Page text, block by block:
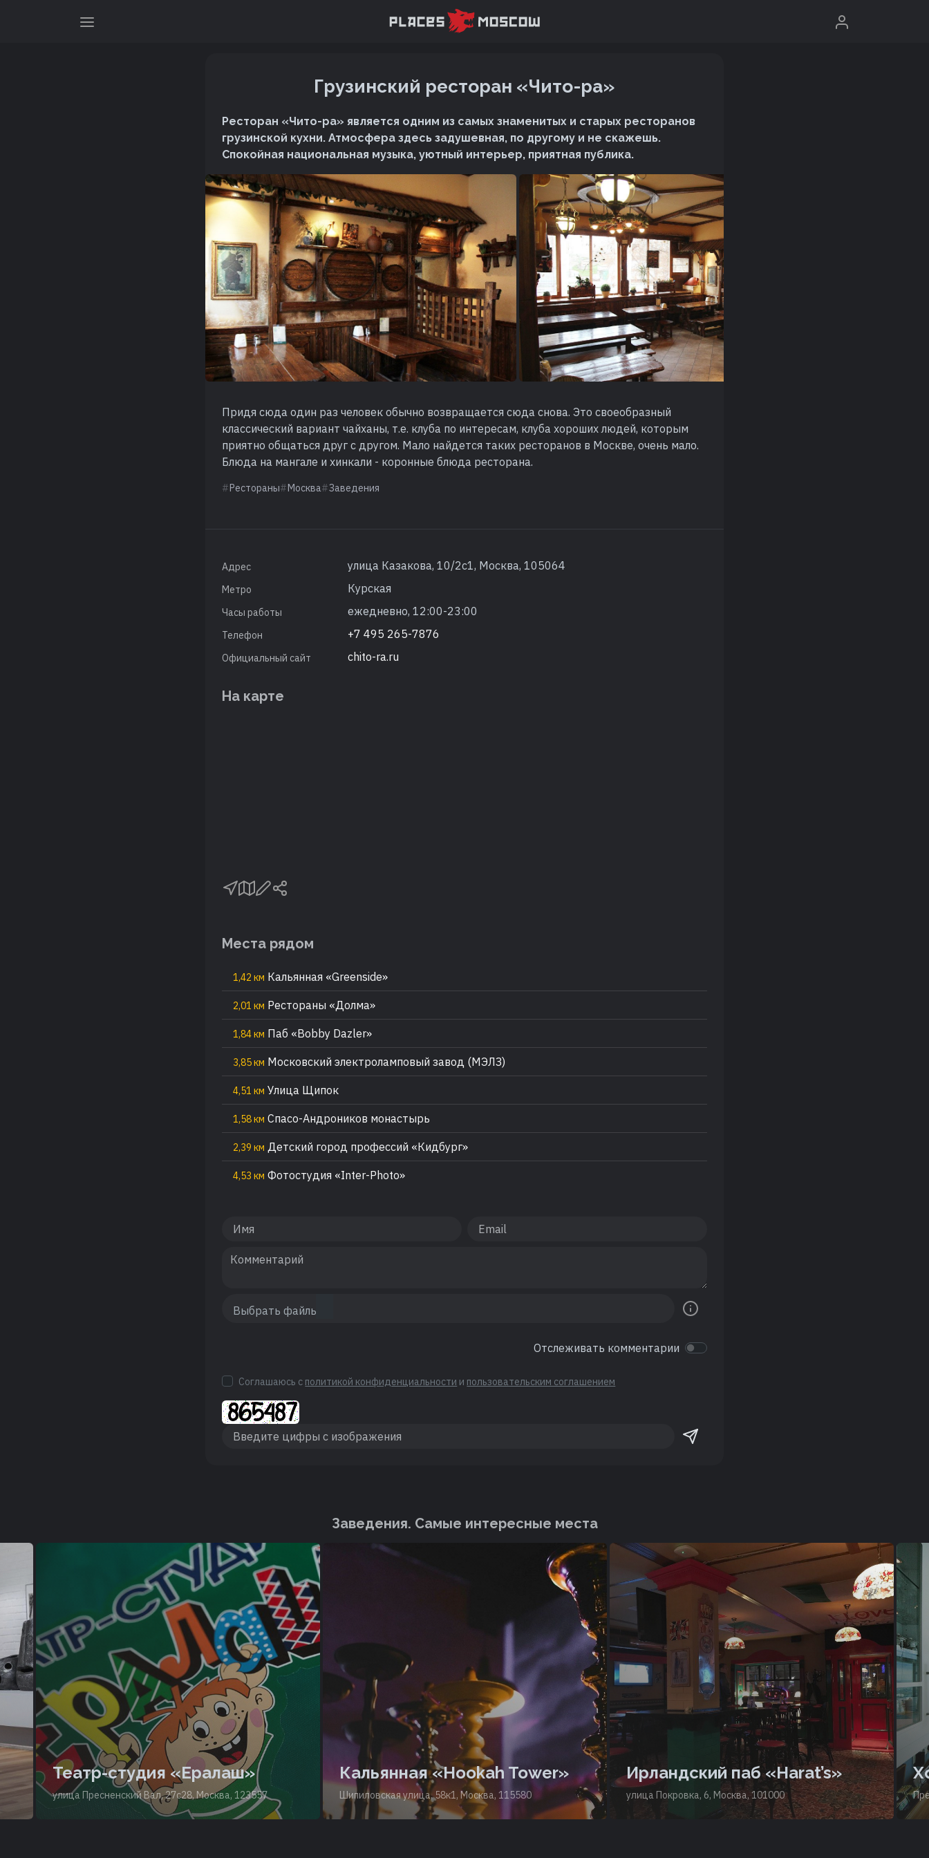
Грузинский ресторан «Чито-ра»
Ресторан «Чито-ра» является одним из самых знаменитых и старых ресторанов
грузинской кухни. Атмосфера здесь задушевная, по другому и не скажешь.
Спокойная национальная музыка, уютный интерьер, приятная публика.
Придя сюда один раз человек обычно возвращается сюда снова. Это своеобразный
классический вариант чайханы, т.е. клуба по интересам, клуба хороших людей, которым
приятно общаться друг с другом. Мало найдется таких ресторанов в Москве, очень мало.
Блюда на мангале и хинкали - коронные блюда ресторана.
Рестораны Москва Заведения
Адрес улица Казакова, 10/2с1, Москва, 105064
Метро Курская
Часы работы ежедневно, 12:00-23:00
Телефон +7 495 265-7876
Официальный сайт chito-ra.ru
На карте
Места рядом
1,42 км Кальянная «Greenside»
2,01 км Рестораны «Долма»
1,84 км Паб «Bobby Dazler»
3,85 км Московский электроламповый завод (МЭЛЗ)
4,51 км Улица Щипок
1,58 км Спасо-Андроников монастырь
2,39 км Детский город профессий «Кидбург»
4,53 км Фотостудия «Inter-Photo»
Отслеживать комментарии
Соглашаюсь с политикой конфиденциальности и пользовательским соглашением
Заведения. Cамые интересные места
Театр-студия «Ералаш»
улица Пресненский Вал, 27с28, Москва, 123557
Кальянная «Hookah Tower»
Шипиловская улица, 58к1, Москва, 115580
Ирландский паб «Harat’s»
улица Покровка, 6, Москва, 101000